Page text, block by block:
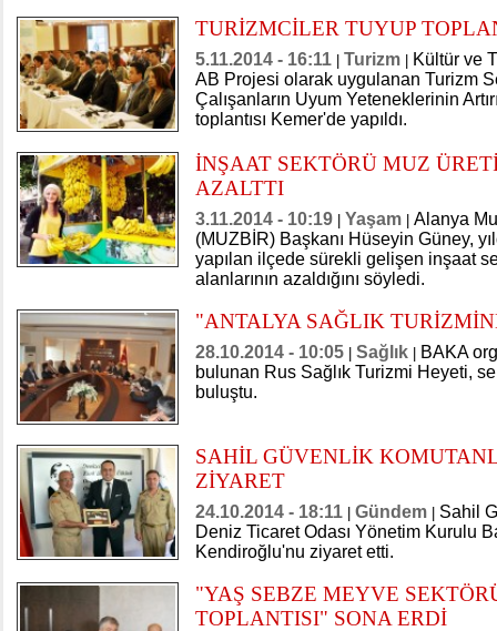
TURİZMCİLER TUYUP
5.11.2014 - 16:11 Turizm
Kültür ve
AB Projesi olarak uygulanan Turizm
Çalışanların Uyum Yeteneklerinin
toplantısı Kemer'de yapıldı.
İNŞAAT SEKTÖRÜ MUZ
AZALTTI
3.11.2014 - 10:19 Yaşam
Alanya
(MUZBİR) Başkanı Hüseyin Güney,
yapılan ilçede sürekli gelişen inşaat
alanlarının azaldığını söyledi.
"ANTALYA SAĞLIK
28.10.2014 - 10:05 Sağlık
BAKA
bulunan Rus Sağlık Turizmi Heyeti,
buluştu.
SAHİL GÜVENLİK
ZİYARET
24.10.2014 - 18:11 Gündem
Sahil
Deniz Ticaret Odası Yönetim Kurulu
Kendiroğlu'nu ziyaret etti.
"YAŞ SEBZE MEYVE
TOPLANTISI" SONA ERDİ